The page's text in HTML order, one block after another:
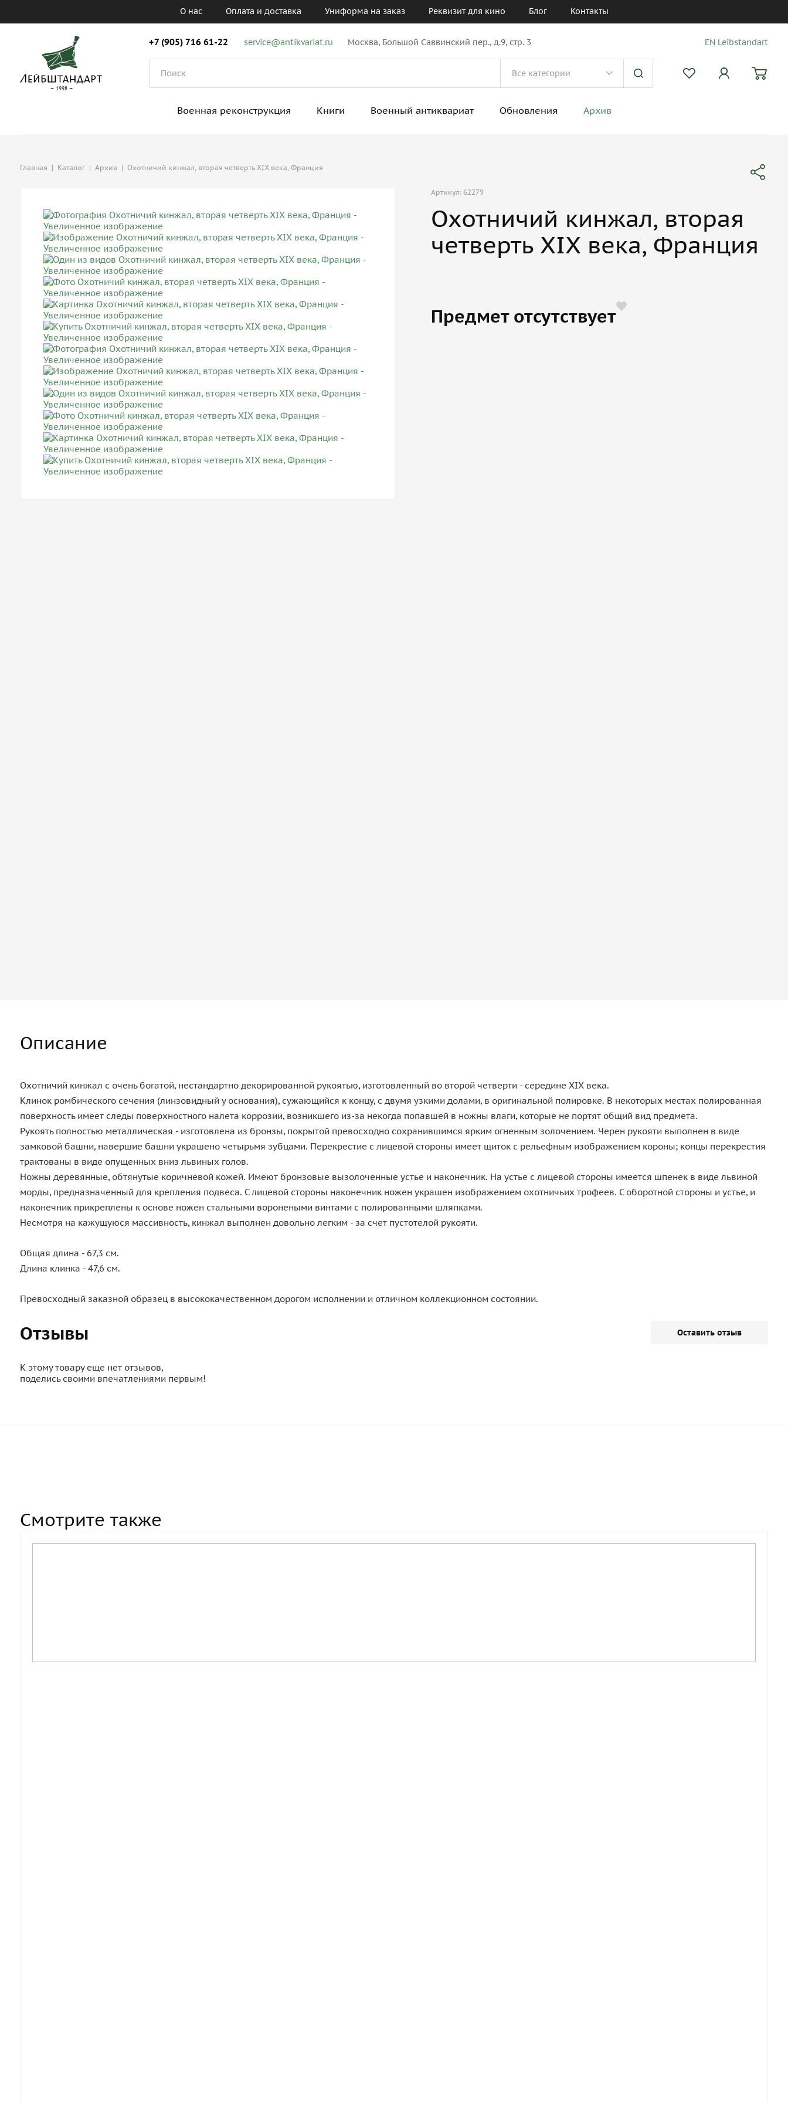
О нас Оплата и доставка Униформа на заказ Реквизит для кино Блог Контакты
+7 (905) 716 61-22 service@antikvariat.ru Москва, Большой Саввинский пер., д.9, стр. 3 EN Leibstandart
Военная реконструкция Книги Военный антиквариат Обновления Архив
Главная | Каталог | Архив | Охотничий кинжал, вторая четверть XIX века, Франция
Артикул: 62279
Охотничий кинжал, вторая
четверть XIX века, Франция
Предмет отсутствует
Описание
Охотничий кинжал с очень богатой, нестандартно декорированной рукоятью, изготовленный во второй четверти - середине XIX века.
Клинок ромбического сечения (линзовидный у основания), сужающийся к концу, с двумя узкими долами, в оригинальной полировке. В некоторых местах полированная
поверхность имеет следы поверхностного налета коррозии, возникшего из-за некогда попавшей в ножны влаги, которые не портят общий вид предмета.
Рукоять полностью металлическая - изготовлена из бронзы, покрытой превосходно сохранившимся ярким огненным золочением. Черен рукояти выполнен в виде
замковой башни, навершие башни украшено четырьмя зубцами. Перекрестие с лицевой стороны имеет щиток с рельефным изображением короны; концы перекрестия
трактованы в виде опущенных вниз львиных голов.
Ножны деревянные, обтянутые коричневой кожей. Имеют бронзовые вызолоченные устье и наконечник. На устье с лицевой стороны имеется шпенек в виде львиной
морды, предназначенный для крепления подвеса. С лицевой стороны наконечник ножен украшен изображением охотничьих трофеев. С оборотной стороны и устье, и
наконечник прикреплены к основе ножен стальными воронеными винтами с полированными шляпками.
Несмотря на кажущуюся массивность, кинжал выполнен довольно легким - за счет пустотелой рукояти.
Общая длина - 67,3 см.
Длина клинка - 47,6 см.
Превосходный заказной образец в высококачественном дорогом исполнении и отличном коллекционном состоянии.
Отзывы Оставить отзыв
К этому товару еще нет отзывов,
поделись своими впечатлениями первым!
Смотрите также